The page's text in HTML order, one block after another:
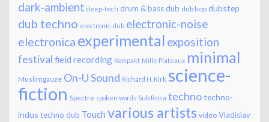
dark-ambient deep-tech drum & bass dub dub hop dubstep
dub techno electronic-dub electronic-noise
electronica experimental exposition
festival field recording Kompakt Mille Plateaux minimal
Muslimgauze On-U Sound Richard H. Kirk science-
fiction Spectre spoken words Sub Rosa technotechno-
indus techno dub Touch various artists vidéo Vladislav